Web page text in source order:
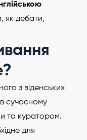
як дебати,
з віденських
в сучасному
та куратором.
для